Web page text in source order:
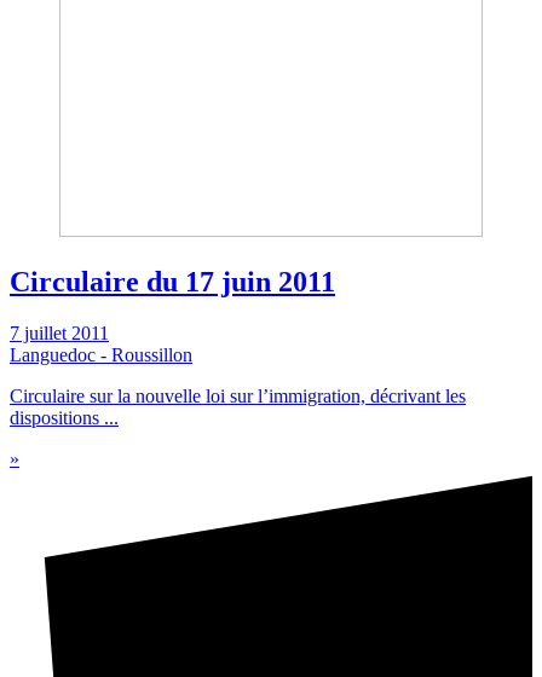
Circulaire du 17 juin 2011
7 juillet 2011
Languedoc - Roussillon
Circulaire sur la nouvelle loi sur l’immigration, décrivant les
dispositions ...
»